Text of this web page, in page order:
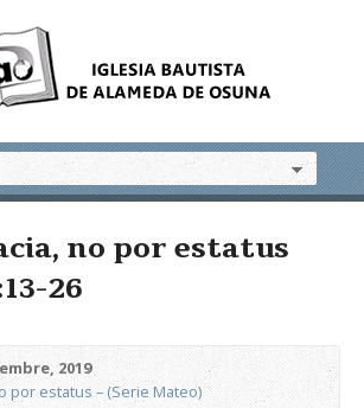
no por estatus
26
2019
por estatus – (Serie Mateo)